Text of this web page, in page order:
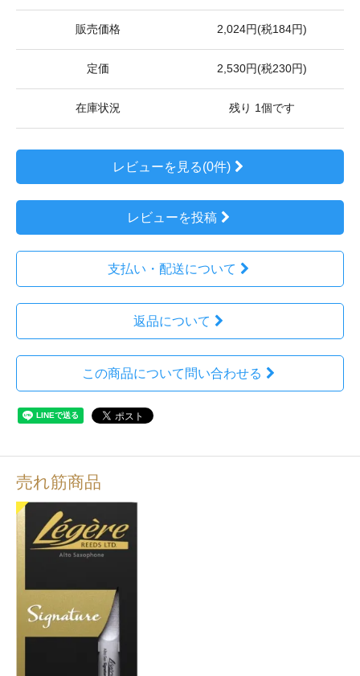
販売価格 2,024円(税184円)
定価 2,530円(税230円)
在庫状況 残り 1個です
レビューを見る(0件)
レビューを投稿
支払い・配送について
返品について
この商品について問い合わせる
売れ筋商品